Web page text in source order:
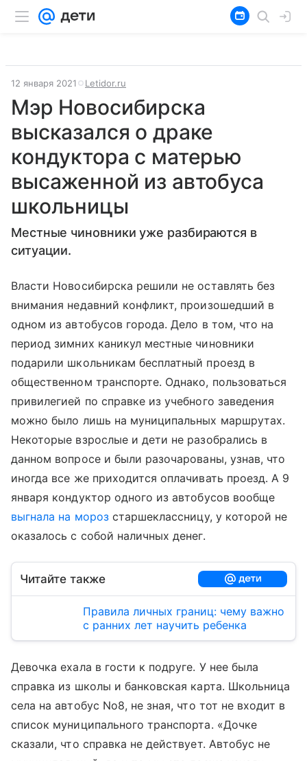
12 января 2021 Letidor.ru
Мэр Новосибирска
высказался о драке
кондуктора с матерью
высаженной из автобуса
школьницы
Местные чиновники уже разбираются в
ситуации.
Власти Новосибирска решили не оставлять без
внимания недавний конфликт, произошедший в
одном из автобусов города. Дело в том, что на
период зимних каникул местные чиновники
подарили школьникам бесплатный проезд в
общественном транспорте. Однако, пользоваться
привилегией по справке из учебного заведения
можно было лишь на муниципальных маршрутах.
Некоторые взрослые и дети не разобрались в
данном вопросе и были разочарованы, узнав, что
иногда все же приходится оплачивать проезд. А 9
января кондуктор одного из автобусов вообще
выгнала на морозстаршеклассницу, у которой не
оказалось с собой наличных денег.
Читайте также
Правила личных границ: чему важно
с ранних лет научить ребенка
Девочка ехала в гости к подруге. У нее была
справка из школы и банковская карта. Школьница
села на автобус No8, не зная, что тот не входит в
список муниципального транспорта. «Дочке
сказали, что справка не действует. Автобус не